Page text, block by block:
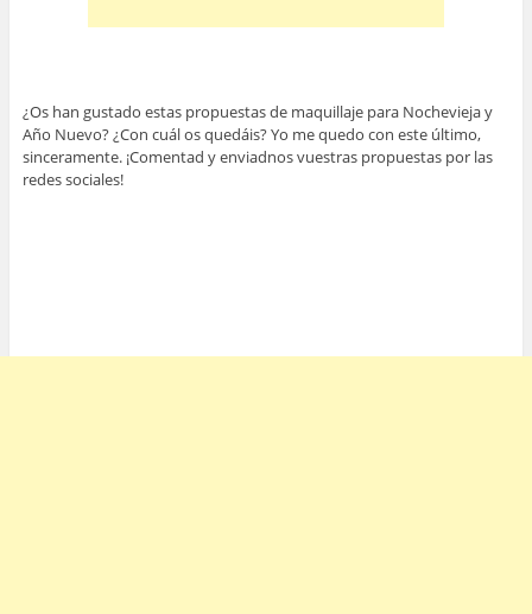
¿Os han gustado estas propuestas de maquillaje para Nochevieja y
Año Nuevo? ¿Con cuál os quedáis? Yo me quedo con este último,
sinceramente. ¡Comentad y enviadnos vuestras propuestas por las
redes sociales!